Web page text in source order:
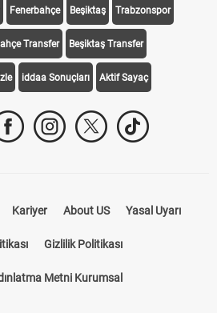
Süper Lig Fikstür Süper Lig Haberleri
Fenerbahçe Beşiktaş Trabzonspor
Transfer Beşiktaş Transfer
iddaa Sonuçları Aktif Sayaç
Kariyer About US
Gizlilik Politikası